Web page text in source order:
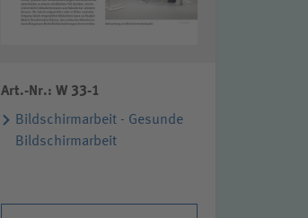
Art.-Nr.: W 33-1
Bildschirmarbeit - Gesunde
Bildschirmarbeit